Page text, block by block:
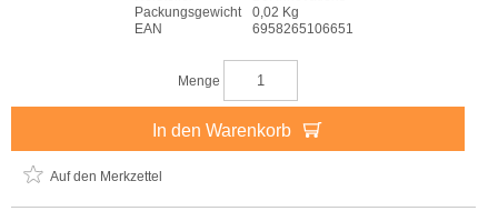
Packungsgewicht
0,02 Kg
EAN
6958265106651
Menge
In den Warenkorb
Auf den Merkzettel